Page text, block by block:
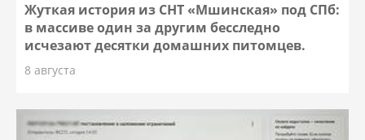
Жуткая история из СНТ «Мшинская» под СПб:
в массиве один за другим бесследно
исчезают десятки домашних питомцев.
8 августа